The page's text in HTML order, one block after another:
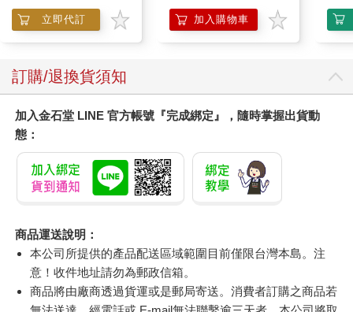
立即代訂 加入購物車
訂購/退換貨須知
加入金石堂 LINE 官方帳號『完成綁定』，隨時掌握出貨動
態：
商品運送說明：
本公司所提供的產品配送區域範圍目前僅限台灣本島。注
意！收件地址請勿為郵政信箱。
商品將由廠商透過貨運或是郵局寄送。消費者訂購之商品若